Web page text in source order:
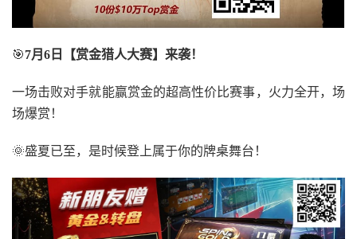
🎯7月6日【赏金猎人大赛】来袭！
一场击败对手就能赢赏金的超高性价比赛事，火力全开，场
场爆赏！
🌞盛夏已至，是时候登上属于你的牌桌舞台！